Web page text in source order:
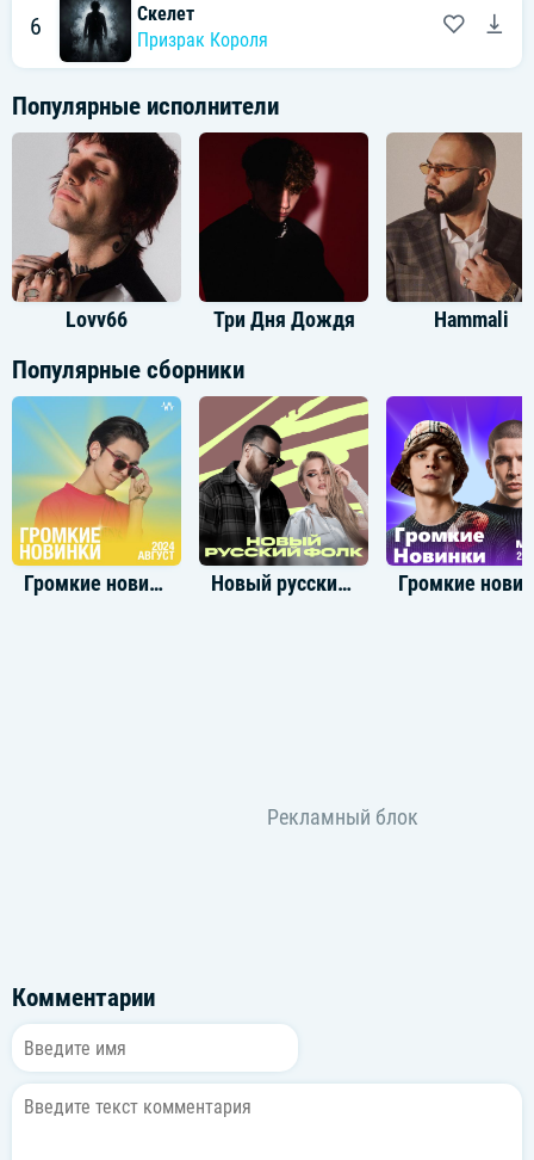
6
Скелет
Призрак Короля
Популярные исполнители
Lovv66 Три Дня Дождя Hammali
Популярные сборники
Громкие новинки: Август 2024 Новый русский фолк
Комментарии